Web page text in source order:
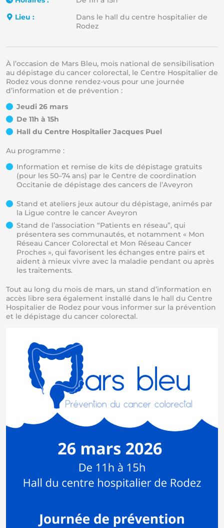
Lieu :
Dans le hall du centre hospitalier de
Rodez
À l’occasion de Mars Bleu, mois national de sensibilisation
au dépistage du cancer colorectal, le Centre Hospitalier de
Rodez vous donne rendez-vous pour une journée
d’information et de prévention :
Jeudi 26 mars
De 11h à 15h
Hall du Centre Hospitalier Jacques Puel
Au programme :
Information et remise de kits de dépistage gratuits
(pour les 50–74 ans) par le Centre de coordination
Occitanie de dépistage des cancers de l’Aveyron
Stand et ateliers jeux autour du dépistage, animés par
la Ligue contre le cancer Aveyron
Stand de l’association “Patients en réseau”, qui
présentera ses communautés, et notamment « Mon
Réseau Cancer Colorectal et Mon Réseau Cancer
Proches », qui favorisent les échanges entre pairs et
aident à mieux vivre avec la maladie pendant ou après
les traitements.
Tout au long du mois de mars, un stand d’information en
accès libre sera également installé dans le hall du Centre
Hospitalier de Rodez pour vous informer sur la prévention
et le dépistage du cancer colorectal.